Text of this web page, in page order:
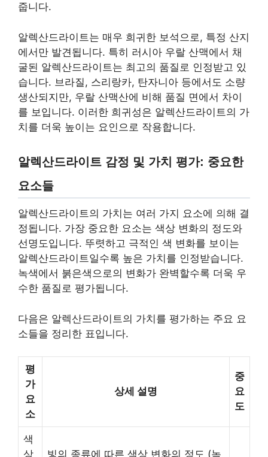
줍니다.
알렉산드라이트는 매우 희귀한 보석으로, 특정 산지
에서만 발견됩니다. 특히 러시아 우랄 산맥에서 채
굴된 알렉산드라이트는 최고의 품질로 인정받고 있
습니다. 브라질, 스리랑카, 탄자니아 등에서도 소량
생산되지만, 우랄 산맥산에 비해 품질 면에서 차이
를 보입니다. 이러한 희귀성은 알렉산드라이트의 가
치를 더욱 높이는 요인으로 작용합니다.
알렉산드라이트 감정 및 가치 평가: 중요한
요소들
알렉산드라이트의 가치는 여러 가지 요소에 의해 결
정됩니다. 가장 중요한 요소는 색상 변화의 정도와
선명도입니다. 뚜렷하고 극적인 색 변화를 보이는
알렉산드라이트일수록 높은 가치를 인정받습니다.
녹색에서 붉은색으로의 변화가 완벽할수록 더욱 우
수한 품질로 평가됩니다.
다음은 알렉산드라이트의 가치를 평가하는 주요 요
소들을 정리한 표입니다.
평
가
요
소
상세 설명
중
요
도
색
상
빛의 종류에 따른 색상 변화의 정도 (녹